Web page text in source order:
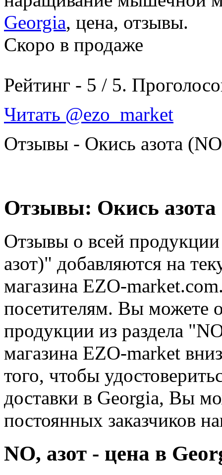
Georgia, цена, отзывы.
Скоро в продаже
Рейтинг - 5 / 5.
Читать @ezo_market
Отзывы - Окись азота
Отзывы: Окись азота
Отзывы о всей продукции
азот)" добавляются на
магазина EZO-
посетителям. Вы можете
продукции из раздела
магазина EZO-market
того, чтобы
доставки в Georgia, Вы
постоянных заказчиков
NO, азот - цена в